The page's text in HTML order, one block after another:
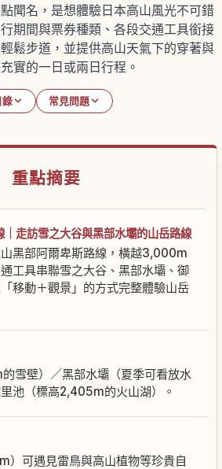
聞名，是想體驗日本高山風光不可錯
期間與票券種類、各段交通工具銜接
鬆步道，並提供高山天氣下的穿著與
實的一日或兩日行程。
錄 常見問題
重點摘要
｜走訪雪之大谷與黑部水壩的山岳路線
黑部阿爾卑斯路線，橫越3,000m
工具串聯雪之大谷、黑部水壩、御
移動＋觀景」的方式完整體驗山岳
雪壁）／黑部水壩（夏季可看放水
池（標高2,405m的火山湖）。
）可遇見雷鳥與高山植物等珍貴自